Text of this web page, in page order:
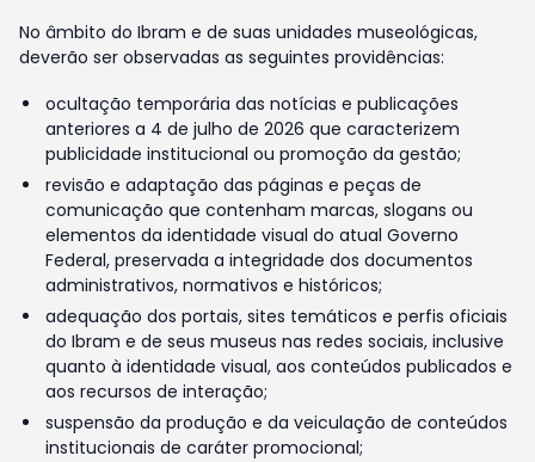
No âmbito do Ibram e de suas unidades museológicas,
deverão ser observadas as seguintes providências:
ocultação temporária das notícias e publicações
anteriores a 4 de julho de 2026 que caracterizem
publicidade institucional ou promoção da gestão;
revisão e adaptação das páginas e peças de
comunicação que contenham marcas, slogans ou
elementos da identidade visual do atual Governo
Federal, preservada a integridade dos documentos
administrativos, normativos e históricos;
adequação dos portais, sites temáticos e perfis oficiais
do Ibram e de seus museus nas redes sociais, inclusive
quanto à identidade visual, aos conteúdos publicados e
aos recursos de interação;
suspensão da produção e da veiculação de conteúdos
institucionais de caráter promocional;